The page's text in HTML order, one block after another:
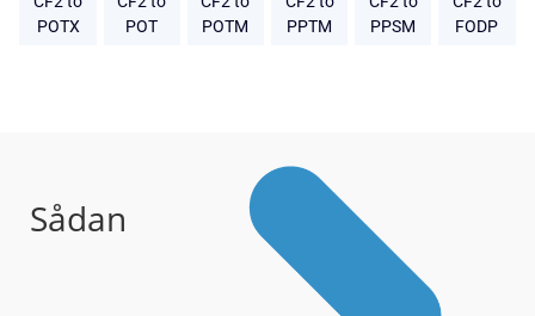
POTX
POT
POTM
PPTM
PPSM
FODP
Sådan